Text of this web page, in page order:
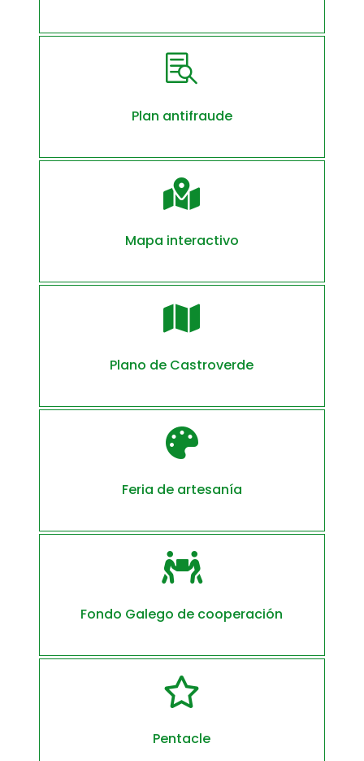

Plan antifraude

Mapa interactivo

Plano de Castroverde

Feria de artesanía

Fondo Galego de cooperación

Pentacle